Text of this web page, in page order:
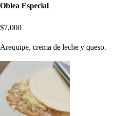
Oblea Especial
$7,000
Arequipe, crema de leche y queso.